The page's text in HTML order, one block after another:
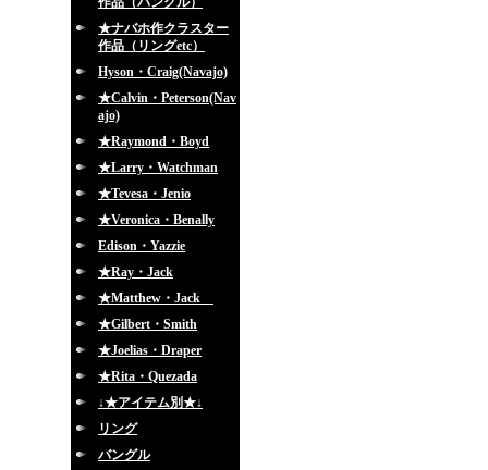
★ナバホ作クラスター
作品（リングetc）
Hyson・Craig(Navajo)
★Calvin・Peterson(Nav
ajo)
★Raymond・Boyd
★Larry・Watchman
★Tevesa・Jenio
★Veronica・Benally
Edison・Yazzie
★Ray・Jack
★Matthew・Jack
★Gilbert・Smith
★Joelias・Draper
★Rita・Quezada
↓★アイテム別★↓
リング
バングル